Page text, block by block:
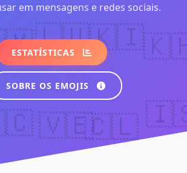
em mensagens e redes sociais.
ESTATÍSTICAS
SOBRE OS EMOJIS
🇱🇺🇰🇮
🇻🇪🇨🇱